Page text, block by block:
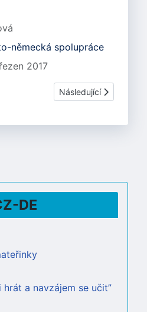
německá spolupráce
2017
školy Další článek:
Následující
DE
a navzájem se učit”